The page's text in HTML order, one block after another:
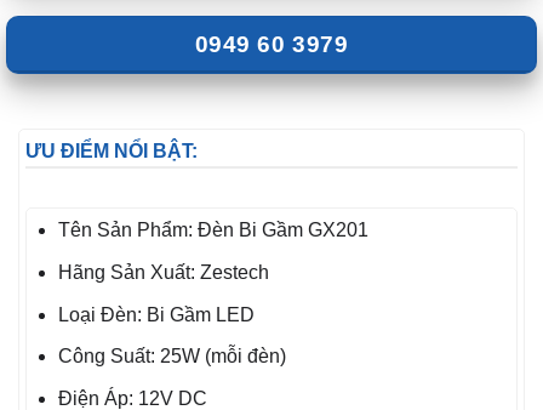
0949 60 3979
ƯU ĐIỂM NỔI BẬT:
Tên Sản Phẩm: Đèn Bi Gầm GX201
Hãng Sản Xuất: Zestech
Loại Đèn: Bi Gầm LED
Công Suất: 25W (mỗi đèn)
Điện Áp: 12V DC